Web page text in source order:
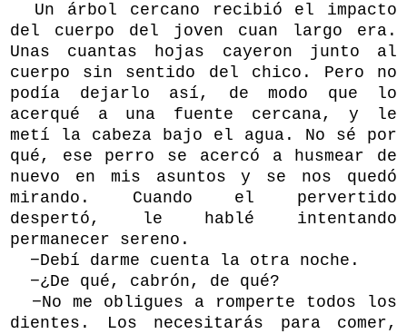
Un árbol cercano recibió el impacto
del cuerpo del joven cuan largo era.
Unas cuantas hojas cayeron junto al
cuerpo sin sentido del chico. Pero no
podía dejarlo así, de modo que lo
acerqué a una fuente cercana, y le
metí la cabeza bajo el agua. No sé por
qué, ese perro se acercó a husmear de
nuevo en mis asuntos y se nos quedó
mirando. Cuando el pervertido
despertó, le hablé intentando
permanecer sereno.
−Debí darme cuenta la otra noche.
−¿De qué, cabrón, de qué?
−No me obligues a romperte todos los
dientes. Los necesitarás para comer,